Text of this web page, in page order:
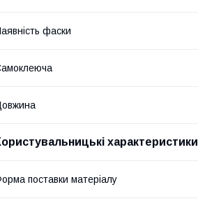
фаски
характеристики
поставки матеріалу